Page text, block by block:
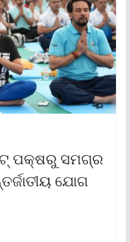
ପକ୍ଷରୁ ସମଗ୍ର
ଯୋଗ